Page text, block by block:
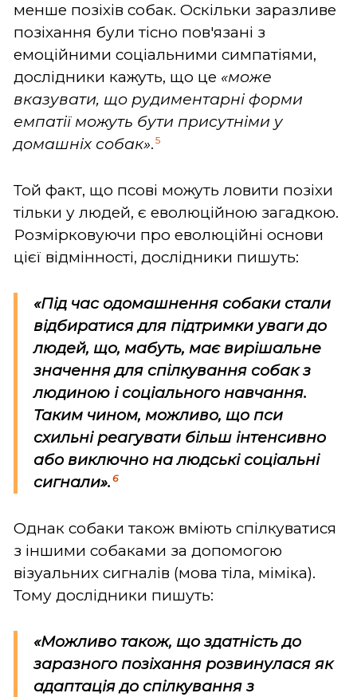
менше позіхів собак. Оскільки заразливе
позіхання були тісно пов'язані з
емоційними соціальними симпатіями,
дослідники кажуть, що це «може
вказувати, що рудиментарні форми
емпатії можуть бути присутніми у
домашніх собак». 5
Той факт, що псові можуть ловити позіхи
тільки у людей, є еволюційною загадкою.
Розмірковуючи про еволюційні основи
цієї відмінності, дослідники пишуть:
«Під час одомашнення собаки стали
відбиратися для підтримки уваги до
людей, що, мабуть, має вирішальне
значення для спілкування собак з
людиною і соціального навчання.
Таким чином, можливо, що пси
схильні реагувати більш інтенсивно
або виключно на людські соціальні
сигнали». 6
Однак собаки також вміють спілкуватися
з іншими собаками за допомогою
візуальних сигналів (мова тіла, міміка).
Тому дослідники пишуть:
«Можливо також, що здатність до
заразного позіхання розвинулася як
адаптація до спілкування з